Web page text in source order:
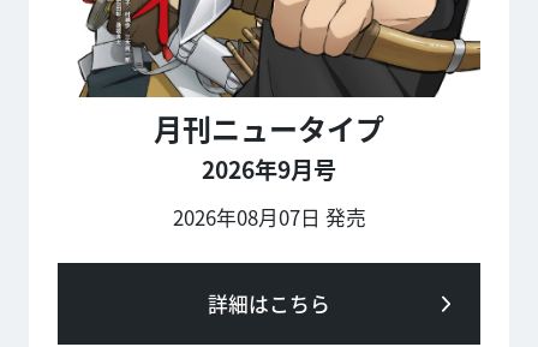
月刊ニュータイプ
2026年9月号
2026年08月07日 発売
詳細はこちら